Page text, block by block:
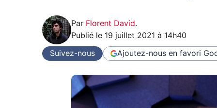
Par Florent David.
Publié le 19 juillet 2021 à 14h40
Suivez-nous Ajoutez-nous en favori